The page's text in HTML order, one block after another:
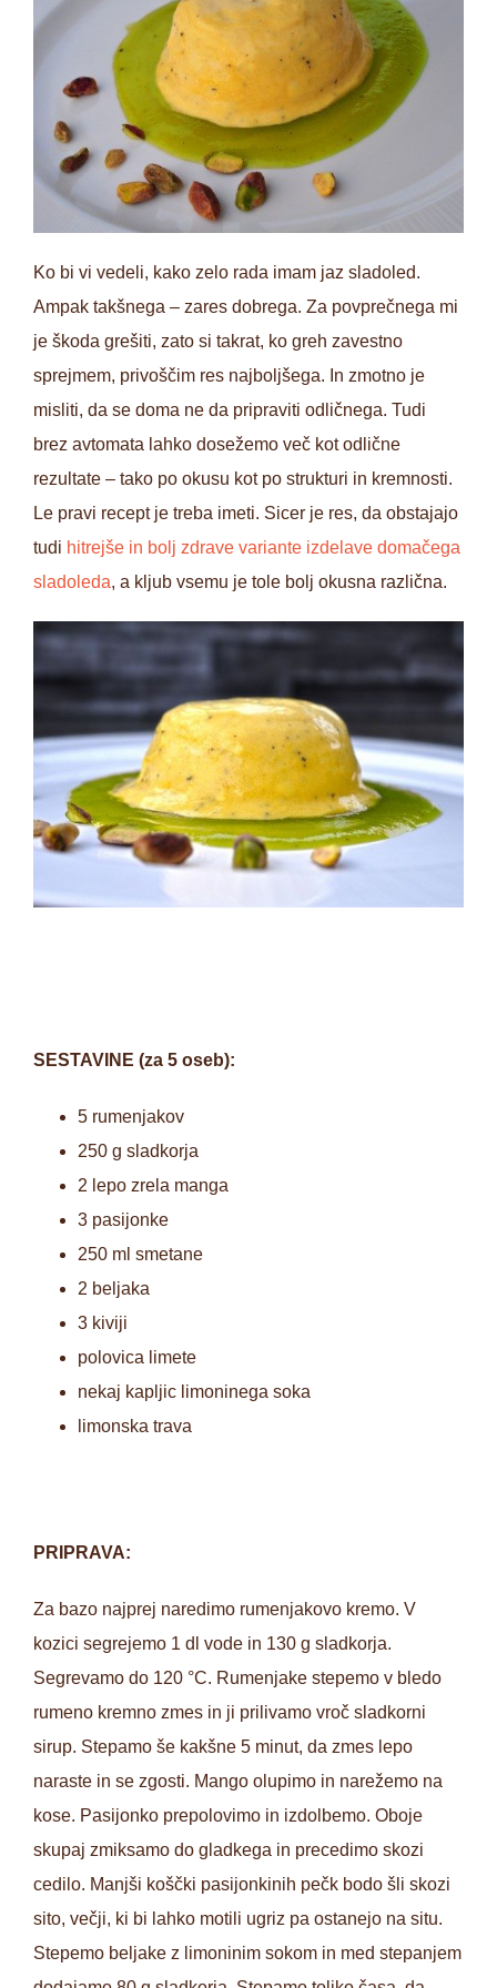
Ko bi vi vedeli, kako zelo rada imam jaz sladoled.
Ampak takšnega – zares dobrega. Za povprečnega mi
je škoda grešiti, zato si takrat, ko greh zavestno
sprejmem, privoščim res najboljšega. In zmotno je
misliti, da se doma ne da pripraviti odličnega. Tudi
brez avtomata lahko dosežemo več kot odlične
rezultate – tako po okusu kot po strukturi in kremnosti.
Le pravi recept je treba imeti. Sicer je res, da obstajajo
tudi hitrejše in bolj zdrave variante izdelave domačega
sladoleda, a kljub vsemu je tole bolj okusna različna.
SESTAVINE (za 5 oseb):
5 rumenjakov
250 g sladkorja
2 lepo zrela manga
3 pasijonke
250 ml smetane
2 beljaka
3 kiviji
polovica limete
nekaj kapljic limoninega soka
limonska trava
PRIPRAVA:
Za bazo najprej naredimo rumenjakovo kremo. V
kozici segrejemo 1 dl vode in 130 g sladkorja.
Segrevamo do 120 °C. Rumenjake stepemo v bledo
rumeno kremno zmes in ji prilivamo vroč sladkorni
sirup. Stepamo še kakšne 5 minut, da zmes lepo
naraste in se zgosti. Mango olupimo in narežemo na
kose. Pasijonko prepolovimo in izdolbemo. Oboje
skupaj zmiksamo do gladkega in precedimo skozi
cedilo. Manjši koščki pasijonkinih pečk bodo šli skozi
sito, večji, ki bi lahko motili ugriz pa ostanejo na situ.
Stepemo beljake z limoninim sokom in med stepanjem